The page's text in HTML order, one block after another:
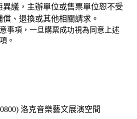
異議，主辦單位或售票單位恕不受
、退換或其他相關請求。
事項，一旦購票成功視為同意上述
。
洛克音樂藝文展演空間